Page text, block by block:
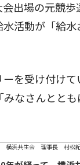
出場の元競
活動が「給
を受け付け
なさんとと